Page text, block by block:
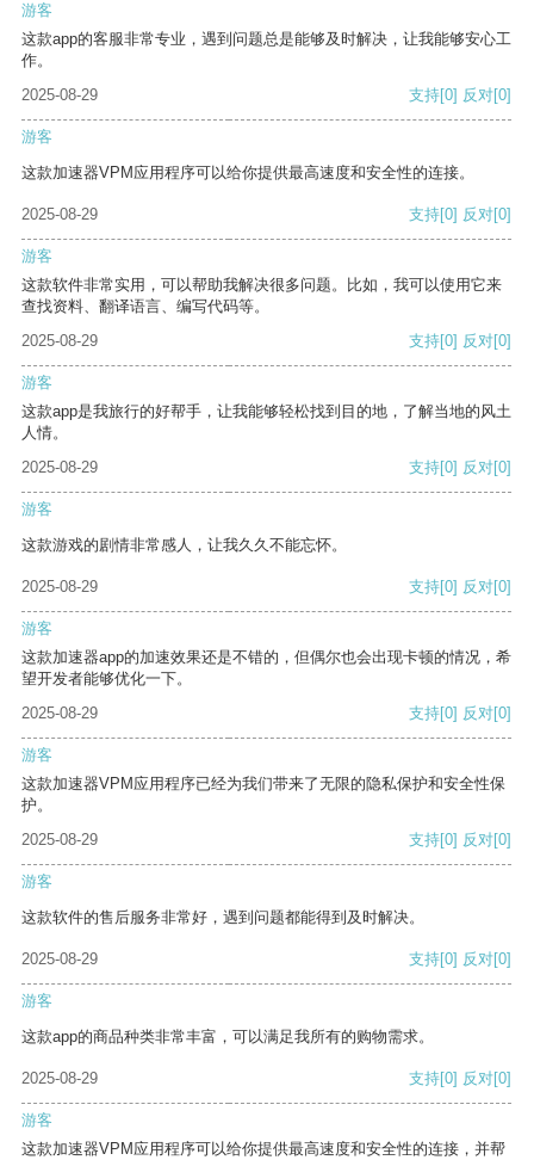
游客
这款app的客服非常专业，遇到问题总是能够及时解决，让我能够安心工
作。
2025-08-29
支持[0] 反对[0]
游客
这款加速器VPM应用程序可以给你提供最高速度和安全性的连接。
2025-08-29 支持[0] 反对[0]
游客
这款软件非常实用，可以帮助我解决很多问题。比如，我可以使用它来
查找资料、翻译语言、编写代码等。
2025-08-29
支持[0] 反对[0]
游客
这款app是我旅行的好帮手，让我能够轻松找到目的地，了解当地的风土
人情。
2025-08-29
支持[0] 反对[0]
游客
这款游戏的剧情非常感人，让我久久不能忘怀。
2025-08-29 支持[0] 反对[0]
游客
这款加速器app的加速效果还是不错的，但偶尔也会出现卡顿的情况，希
望开发者能够优化一下。
2025-08-29
支持[0] 反对[0]
游客
这款加速器VPM应用程序已经为我们带来了无限的隐私保护和安全性保
护。
2025-08-29
支持[0] 反对[0]
游客
这款软件的售后服务非常好，遇到问题都能得到及时解决。
2025-08-29 支持[0] 反对[0]
游客
这款app的商品种类非常丰富，可以满足我所有的购物需求。
2025-08-29 支持[0] 反对[0]
游客
这款加速器VPM应用程序可以给你提供最高速度和安全性的连接，并帮